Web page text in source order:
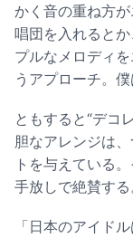
かく音の重ね方
唱団を入れると
プルなメロディ
うアプローチ。僕
ともすると“デコ
胆なアレンジは
トを与えている
手放しで絶賛する
「日本のアイド